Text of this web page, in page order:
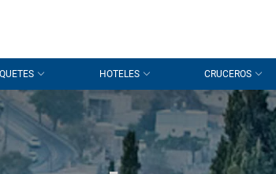
HOTELES CRUCEROS